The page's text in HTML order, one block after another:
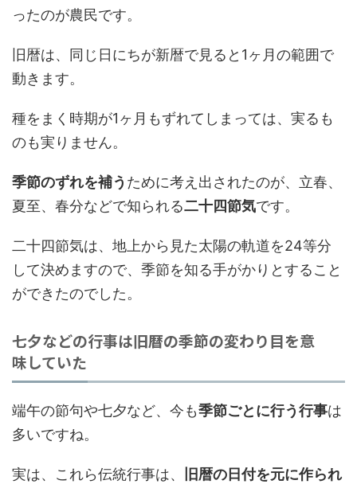
ったのが農民です。
旧暦は、同じ日にちが新暦で見ると1ヶ月の範囲で
動きます。
種をまく時期が1ヶ月もずれてしまっては、実るも
のも実りません。
季節のずれを補う ために考え出されたのが、立春、
夏至、春分などで知られる二十四節気です。
二十四節気は、地上から見た太陽の軌道を24等分
して決めますので、季節を知る手がかりとすること
ができたのでした。
七夕などの行事は旧暦の季節の変わり目を意
味していた
端午の節句や七夕など、今も季節ごとに行う行事は
多いですね。
実は、これら伝統行事は、
旧暦の日付を元に作られ